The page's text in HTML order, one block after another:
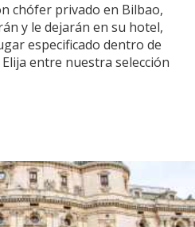
chófer privado en Bilbao,
y le dejarán en su hotel,
especificado dentro de
entre nuestra selección